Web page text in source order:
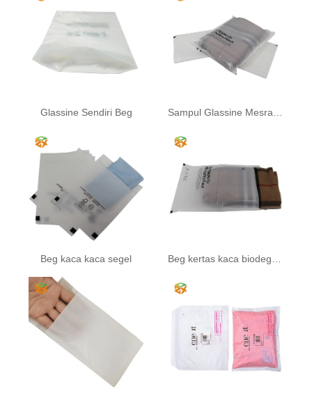
Glassine Sendiri Beg
Beg kaca kaca segel